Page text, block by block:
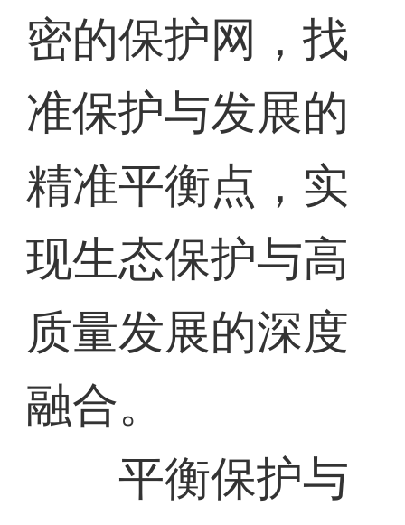
密的保护网，找
准保护与发展的
精准平衡点，实
现生态保护与高
质量发展的深度
融合。
平衡保护与